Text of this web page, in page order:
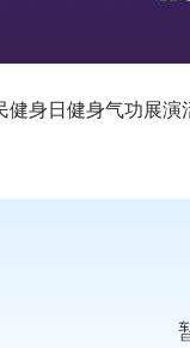
身日健身气功展演